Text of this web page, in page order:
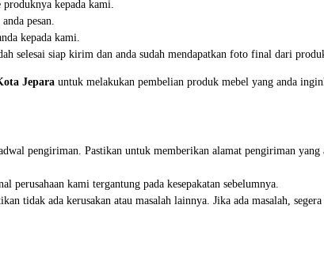
kepada kami.
pesan.
kepada kami.
selesai siap kirim dan anda sudah mendapatkan foto final dari
Jepara untuk melakukan pembelian produk mebel yang anda
pengiriman. Pastikan untuk memberikan alamat pengiriman yang
kami tergantung pada kesepakatan sebelumnya.
tidak ada kerusakan atau masalah lainnya. Jika ada masalah,